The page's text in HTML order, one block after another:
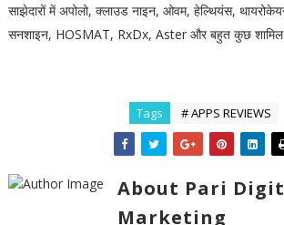
साझेदारों में अपोलो, क्लाउड नाइन, ओवम, हेल्थियंस,
सनशाइन, HOSMAT, RxDx, Aster और बहुत कुछ
Tags # APPS REVIEWS
About Pari
Marketing